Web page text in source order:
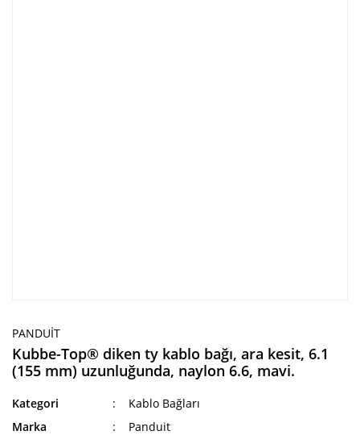
PANDUIT
Kubbe-Top® diken ty kablo bağı, ara kesit, 6.1
(155 mm) uzunluğunda, naylon 6.6, mavi.
Kategori
Kablo Bağları
Marka
Panduit